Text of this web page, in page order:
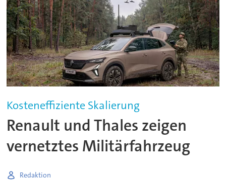
Kosteneffiziente Skalierung
Renault und Thales zeigen
vernetztes Militärfahrzeug
Redaktion